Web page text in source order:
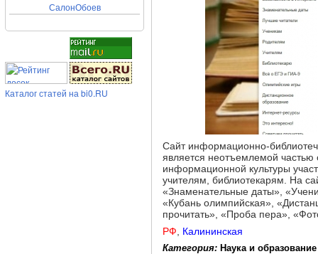
СалонОбоев
Каталог статей на bi0.RU
Сайт информационно-
является неотъемлемой частью
информационной культуры
учителям, библиотекарям. На
«Знаменательные даты»,
«Кубань олимпийская»,
прочитать», «Проба пера»,
РФ
Калининская
Категория: Наука и